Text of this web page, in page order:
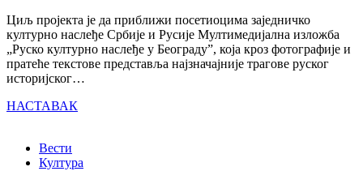
Циљ пројекта је да приближи посетиоцима заједничко
културно наслеђе Србије и Русије Мултимедијална изложба
„Руско културно наслеђе у Београду”, која кроз фотографије и
пратеће текстове представља најзначајније трагове руског
историјског…
НАСТАВАК
Вести
Култура